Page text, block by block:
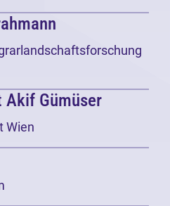
Akif Gümüser
Wien